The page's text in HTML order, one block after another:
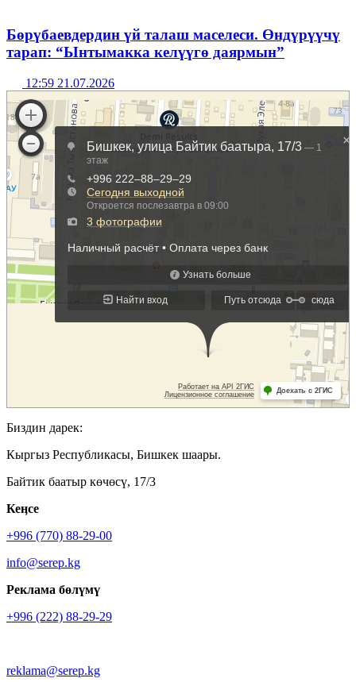
Бөрүбаевдердин үй талаш маселеси. Өндүрүүчү
тарап: “Ынтымакка келүүгө даярмын”
12:59 21.07.2026
Биздин дарек:
Кыргыз Республикасы, Бишкек шаары.
Байтик баатыр көчөсү, 17/3
Кеӊсе
+996 (770) 88-29-00
info@serep.kg
Реклама бөлүмү
+996 (222) 88-29-29
reklama@serep.kg